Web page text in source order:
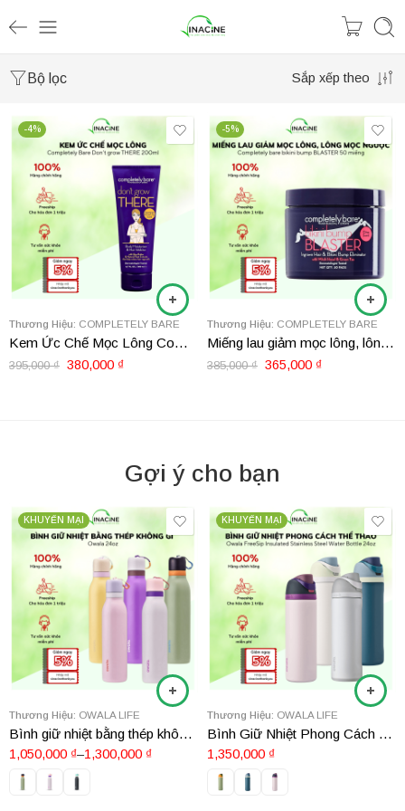
Bộ lọc Sắp xếp theo
-4%
Thương Hiệu: COMPLETELY BARE
Kem Ức Chế Mọc Lông Completely Bare Don’t grow THERE 200ml
395,000₫ 380,000 ₫
-5%
Thương Hiệu: COMPLETELY BARE
Miếng lau giảm mọc lông, lông mọc ngược Completely bare bikini bump BLASTER 50 miếng
385,000₫ 365,000 ₫
Gợi ý cho bạn
KHUYẾN MẠI
Thương Hiệu: OWALA LIFE
Bình giữ nhiệt bằng thép không gỉ Owala 24oz
1,050,000 ₫–1,300,000 ₫
KHUYẾN MẠI
Thương Hiệu: OWALA LIFE
Bình Giữ Nhiệt Phong Cách Thể Thao Owala FreeSip Insulated Stainless Steel Water Bottle 24oz
1,350,000 ₫